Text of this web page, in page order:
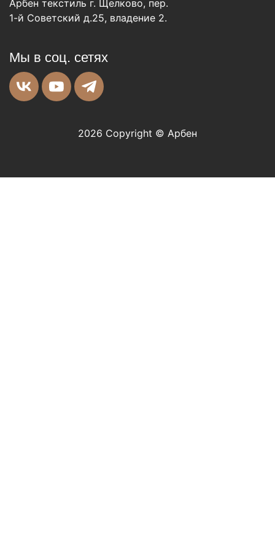
Арбен текстиль г. Щелково, пер.
1-й Советский д.25, владение 2.
Мы в соц. сетях
2026 Copyright © Арбен